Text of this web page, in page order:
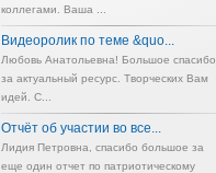
коллегами. Ваша ...
Видеоролик по теме &quo...
Любовь Анатольевна! Большое спасибо
за актуальный ресурс. Творческих Вам
идей. С...
Отчёт об участии во все...
Лидия Петровна, спасибо большое за
еще один отчет по патриотическому